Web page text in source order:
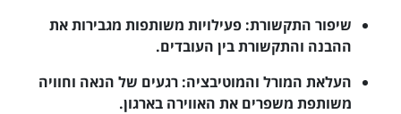
שיפור התקשורת: פעילויות משותפות מגבירות את
ההבנה והתקשורת בין העובדים.
העלאת המורל והמוטיבציה: רגעים של הנאה וחוויה
משותפת משפרים את האווירה בארגון.